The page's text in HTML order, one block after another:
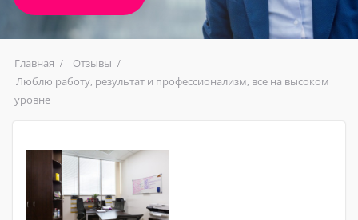
Главная
Отзывы
Люблю работу, результат и профессионализм, все на высоком
уровне